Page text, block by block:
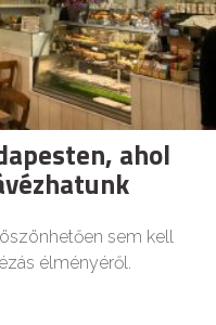
ahol
sem kell
élményéről.